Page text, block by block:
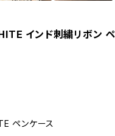
インド刺繍リボン
ペンケース